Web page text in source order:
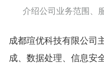
介绍公司业务范围、
成都瑄优科技有限公司
成、数据处理、信息安